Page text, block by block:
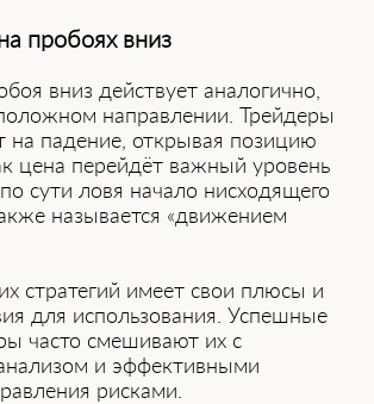
пробоях вниз
вниз действует аналогично,
направлении. Трейдеры
на падение, открывая позицию
цена перейдёт важный урове͏нь
сути ловя начало нисходящего
называется ͏«движением
стратегий имеет свои плюсы и
для использования. Успешные
часто смешивают их с
и эффективными
рисками.